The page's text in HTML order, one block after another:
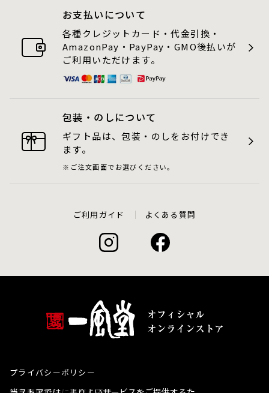
お支払いについて
各種クレジットカード・代金引換・
AmazonPay・PayPay・GMO後払いが
ご利用いただけます。
包装・のしについて
ギフト品は、包装・のしをお付けでき
ます。
ご注文画面でお選びください。
ご利用ガイド よくある質問
プライバシーポリシー